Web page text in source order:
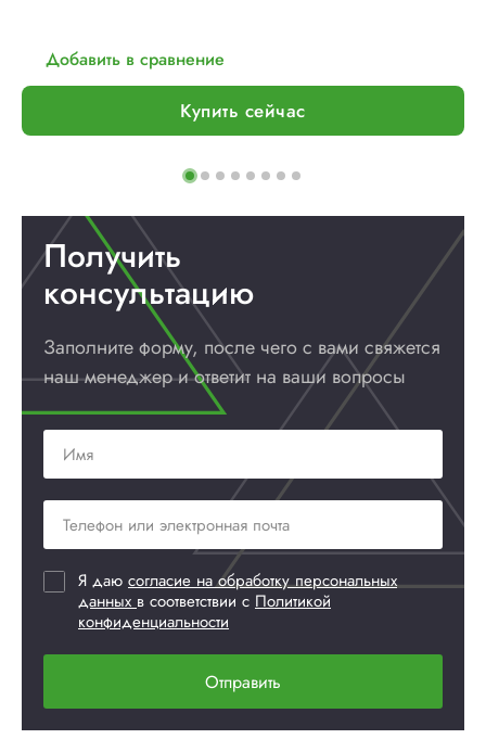
Добавить в сравнение
Купить сейчас
Получить
консультацию
Заполните форму, после чего с вами свяжется
наш менеджер и ответит на ваши вопросы
Я даю согласие на обработку персональных
данных в соответствии с Политикой
конфиденциальности
Отправить